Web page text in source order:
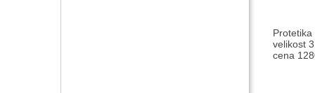
velikost
cena